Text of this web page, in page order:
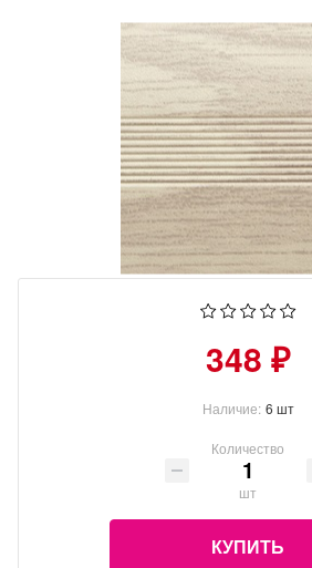
348 ₽
Наличие: 6 шт
Количество
шт
КУПИТЬ